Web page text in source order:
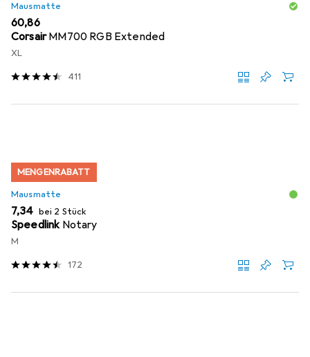
Mausmatte
EUR
60,86
CorsairMM700 RGB Extended
XL
411
MENGENRABATT
Mausmatte
EUR
7,34 bei 2 Stück
Speedlink Notary
M
172